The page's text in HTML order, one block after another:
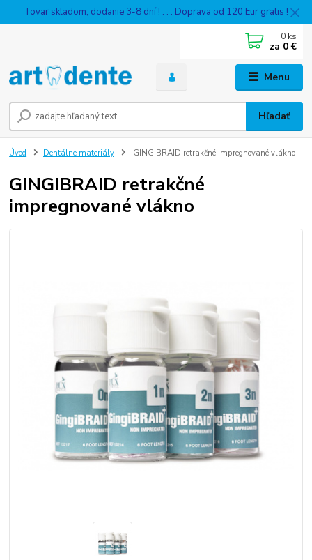
Tovar skladom, dodanie 3-8 dní ! . . . Doprava od 120 Eur gratis !
Menu
Hľadať
0 ks
za 0 €
Úvod Dentálne materiály GINGIBRAID retrakčné impregnované vlákno
GINGIBRAID retrakčné
impregnované vlákno